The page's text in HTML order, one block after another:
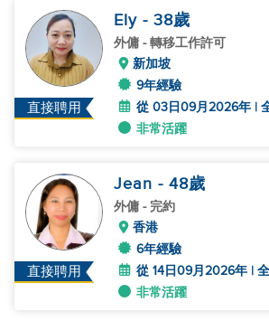
直接聘用
Ely - 38歲
外傭 - 轉移工作許可
新加坡
9年經驗
從 03日09月2026年 |
非常活躍
直接聘用
Jean - 48歲
外傭 - 完約
香港
6年經驗
從 14日09月2026年 |
非常活躍